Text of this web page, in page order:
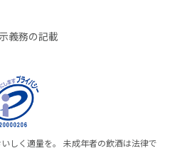
義務の記載
しく適量を。 未成年者の飲酒は法律で